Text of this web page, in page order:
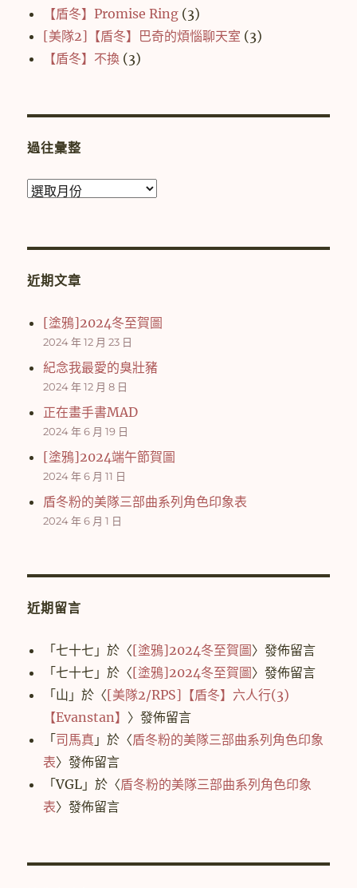
【盾冬】Promise Ring (3)
[美隊2]【盾冬】巴奇的煩惱聊天室 (3)
【盾冬】不換 (3)
過往彙整
過
近期文章
[塗鴉]2024冬至賀圖
2024 年 12 月 23 日
紀念我最愛的臭壯豬
2024 年 12 月 8 日
正在畫手書MAD
2024 年 6 月 19 日
[塗鴉]2024端午節賀圖
2024 年 6 月 11 日
盾冬粉的美隊三部曲系列角色印象表
2024 年 6 月 1 日
近期留言
「七十七 」於〈[塗鴉]2024冬至賀圖〉發佈留言
「七十七 」於〈[塗鴉]2024冬至賀圖〉發佈留言
「山 」於〈[美隊2/RPS]【盾冬】六人行(3)
【Evanstan】 〉發佈留言
「司馬真 」於〈盾冬粉的美隊三部曲系列角色印象
表〉發佈留言
「VGL 」於〈盾冬粉的美隊三部曲系列角色印象
表〉發佈留言